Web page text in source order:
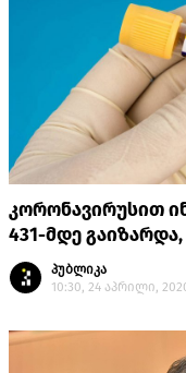
კორონავირუსით
431-მდე
პუბლიკა
10:30, 24 აპრილი,